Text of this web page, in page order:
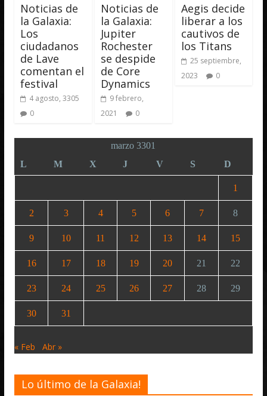
Noticias de
la Galaxia:
Los
ciudadanos
de Lave
comentan el
festival
4 agosto, 3305
0
Noticias de
la Galaxia:
Jupiter
Rochester
se despide
de Core
Dynamics
9 febrero,
2021
0
Aegis decide
liberar a los
cautivos de
los Titans
25 septiembre,
2023
0
marzo 3301
L
M X J V S D
1
2 3 4 5 6 7 8
9 10 11 12 13 14 15
16 17 18 19 20 21 22
23 24 25 26 27 28 29
30 31
« Feb Abr »
Lo último de la Galaxia!